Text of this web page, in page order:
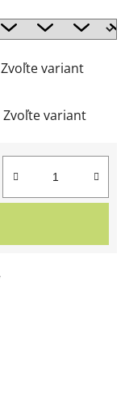
Zvoľte variant
Zvoľte variant